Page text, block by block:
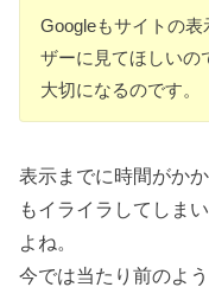
Googleもサイトの
ザーに見てほしいの
大切になるのです。
表示までに時間がか
もイライラしてしま
よね。
今では当たり前のよ